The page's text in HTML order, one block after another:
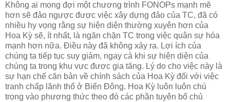
Không ai mong đợi một chương trình FONOPs mạnh mẽ
hơn sẽ đảo ngược được việc xây dựng đảo của TC, đã có
nhiều hy vọng rằng sự hiện diện thường xuyên hơn của
Hoa Kỳ sẽ, ít nhất, là ngăn chặn TC trong việc quân sự hóa
mạnh hơn nữa. Điều này đã không xảy ra. Lợi ích của
chúng ta tiếp tục suy giảm, ngay cả khi sự hiện diện của
chúng ta trong khu vực được gia tăng. Lý do cho việc này là
sự hạn chế căn bản về chính sách của Hoa Kỳ đối với việc
tranh chấp lãnh thổ ở Biển Đông. Hoa Kỳ luôn luôn chú
trọng vào phương thức theo đó các phần tuyên bố chủ